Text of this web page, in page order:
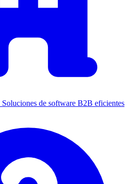
Soluciones de software B2B eficientes